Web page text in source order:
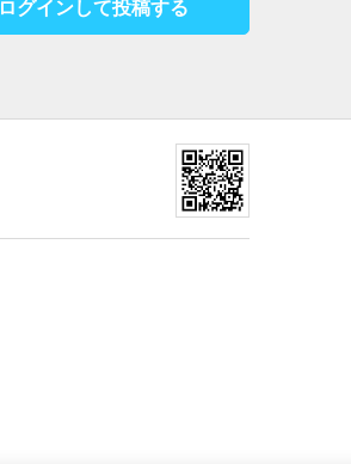
ログインして投稿する